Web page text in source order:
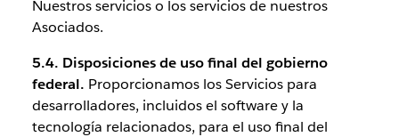
Nuestros servicios o los servicios de nuestros
Asociados.
5.4. Disposiciones de uso final del gobierno
federal. Proporcionamos los Servicios para
desarrolladores, incluidos el software y la
tecnología relacionados, para el uso final del